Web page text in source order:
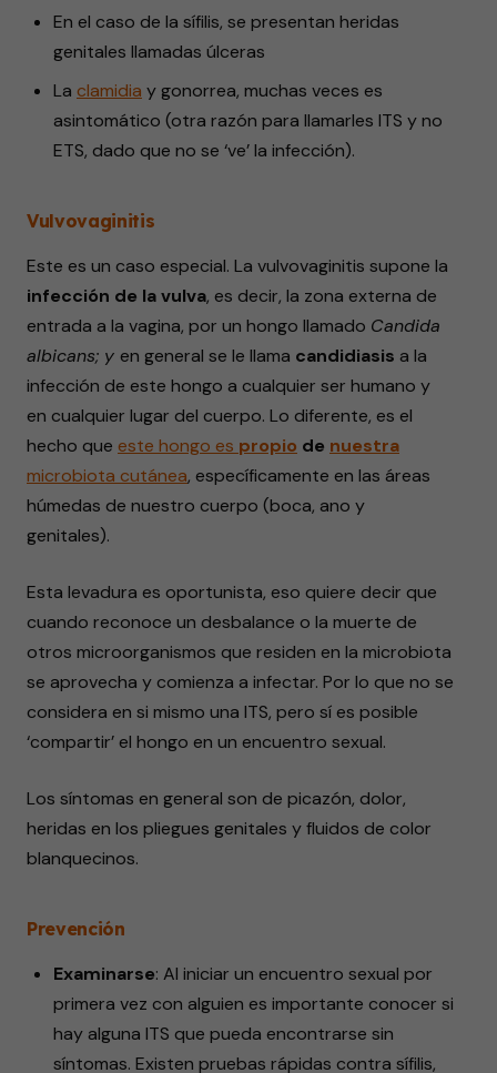
En el caso de la sífilis, se presentan heridas
genitales llamadas úlceras
La clamidia y gonorrea, muchas veces es
asintomático (otra razón para llamarles ITS y no
ETS, dado que no se ‘ve’ la infección).
Vulvovaginitis
Este es un caso especial. La vulvovaginitis supone la
infección de la vulva, es decir, la zona externa de
entrada a la vagina, por un hongo llamado Candida
albicans; y en general se le llama candidiasis a la
infección de este hongo a cualquier ser humano y
en cualquier lugar del cuerpo. Lo diferente, es el
hecho que este hongo es propio de nuestra
microbiota cutánea, específicamente en las áreas
húmedas de nuestro cuerpo (boca, ano y
genitales).
Esta levadura es oportunista, eso quiere decir que
cuando reconoce un desbalance o la muerte de
otros microorganismos que residen en la microbiota
se aprovecha y comienza a infectar. Por lo que no se
considera en si mismo una ITS, pero sí es posible
‘compartir’ el hongo en un encuentro sexual.
Los síntomas en general son de picazón, dolor,
heridas en los pliegues genitales y fluidos de color
blanquecinos.
Prevención
Examinarse: Al iniciar un encuentro sexual por
primera vez con alguien es importante conocer si
hay alguna ITS que pueda encontrarse sin
síntomas. Existen pruebas rápidas contra sífilis,